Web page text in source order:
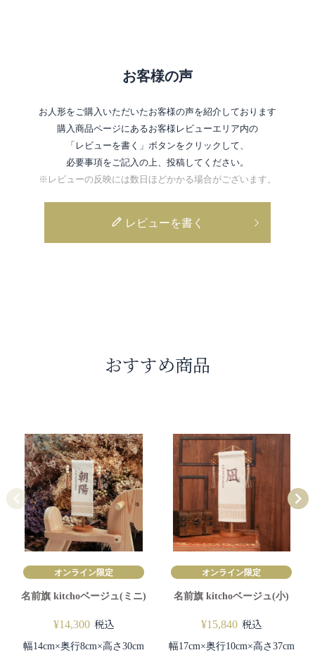
お客様の声
お人形をご購入いただいたお客様の声を紹介しております
購入商品ページにあるお客様レビューエリア内の
「レビューを書く」ボタンをクリックして、
必要事項をご記入の上、投稿してください。
※レビューの反映には数日ほどかかる場合がございます。
レビューを書く
おすすめ商品
オンライン限定
名前旗 kitchoベージュ(ミニ)
¥14,300 税込
幅14cm×奥行8cm×高さ30cm
オンライン限定
名前旗 kitchoベージュ(小)
¥15,840 税込
幅17cm×奥行10cm×高さ37cm